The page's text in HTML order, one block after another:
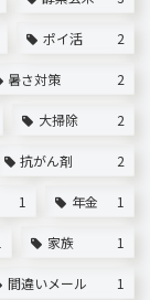
ポイ活 2
暑さ対策 2
大掃除 2
抗がん剤 2
1 年金 1
家族 1
間違いメール 1